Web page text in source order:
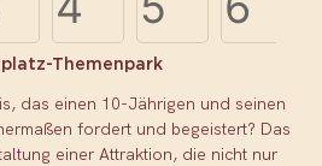
Themenpark
das einen 10-Jährigen und seinen
fordert und begeistert? Das
einer Attraktion, die nicht nur